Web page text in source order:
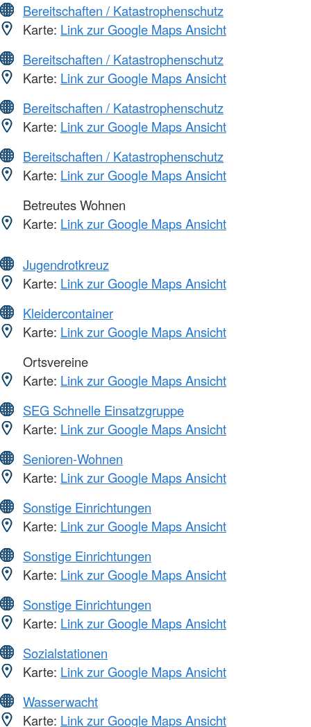
Bereitschaften / Katastrophenschutz
Karte: Link zur Google Maps Ansicht
Bereitschaften / Katastrophenschutz
Karte: Link zur Google Maps Ansicht
Bereitschaften / Katastrophenschutz
Karte: Link zur Google Maps Ansicht
Bereitschaften / Katastrophenschutz
Karte: Link zur Google Maps Ansicht
Betreutes Wohnen
Karte: Link zur Google Maps Ansicht
Jugendrotkreuz
Karte: Link zur Google Maps Ansicht
Kleidercontainer
Karte: Link zur Google Maps Ansicht
Ortsvereine
Karte: Link zur Google Maps Ansicht
SEG Schnelle Einsatzgruppe
Karte: Link zur Google Maps Ansicht
Senioren-Wohnen
Karte: Link zur Google Maps Ansicht
Sonstige Einrichtungen
Karte: Link zur Google Maps Ansicht
Sonstige Einrichtungen
Karte: Link zur Google Maps Ansicht
Sonstige Einrichtungen
Karte: Link zur Google Maps Ansicht
Sozialstationen
Karte: Link zur Google Maps Ansicht
Wasserwacht
Karte: Link zur Google Maps Ansicht